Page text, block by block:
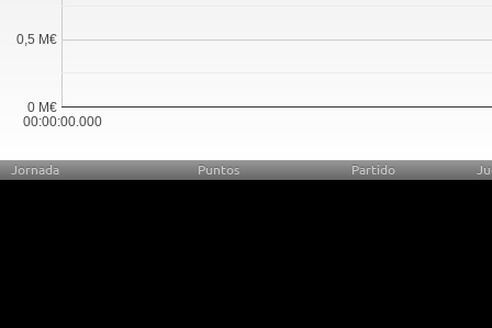
00:00:00.000
0 M€
0,5 M€
Jornada Puntos Partido